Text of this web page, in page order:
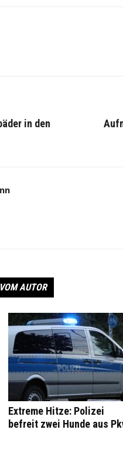
in den
AUTOR
Extreme Hitze: Polizei
befreit zwei Hunde aus